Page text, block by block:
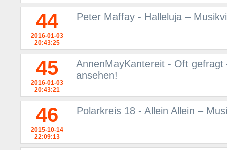
44
2016-01-03
20:43:25
Peter Maffay - Halleluja –
45
2016-01-03
20:43:21
AnnenMayKantereit - Oft
ansehen!
46
2015-10-14
22:09:13
Polarkreis 18 - Allein Allein –